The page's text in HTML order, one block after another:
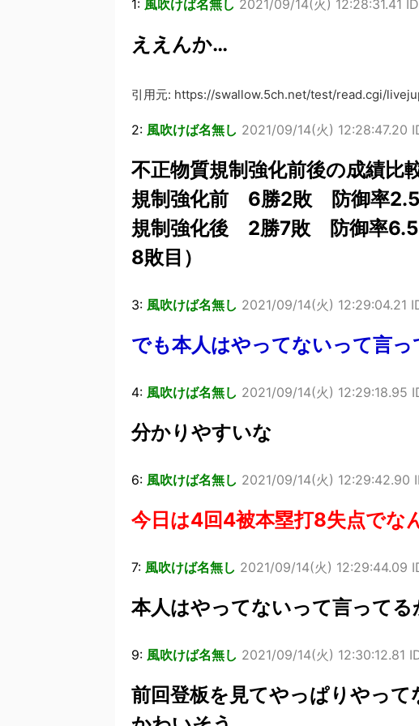
1: 風吹けば名無し 2021/09/14(火) 12:28:31.41
ええんか…
引用元: https://swallow.5ch.net/test/read.cgi/
2: 風吹けば名無し 2021/09/14(火) 12:28:47.20
不正物質規制強化前後の成績比
規制強化前 6勝2敗 防御率
規制強化後 2勝7敗 防御率
8敗目）
3: 風吹けば名無し 2021/09/14(火) 12:29:04.21
でも本人はやってないって言っ
4: 風吹けば名無し 2021/09/14(火) 12:29:18.95
分かりやすいな
6: 風吹けば名無し 2021/09/14(火) 12:29:42.90
今日は4回4被本塁打8失点でな
7: 風吹けば名無し 2021/09/14(火) 12:29:44.09
本人はやってないって言ってる
9: 風吹けば名無し 2021/09/14(火) 12:30:12.81
前回登板を見てやっぱりやっ